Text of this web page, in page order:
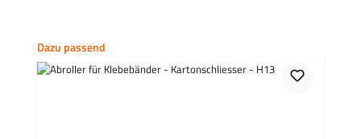
Produktgalerie überspringen
Dazu passend